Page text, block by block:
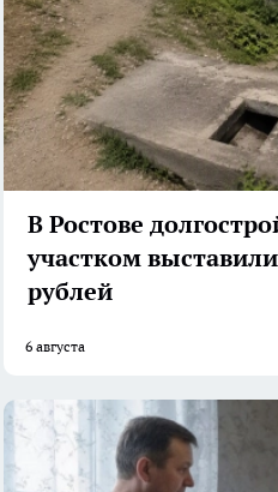
В Ростове
участком
рублей
6 августа